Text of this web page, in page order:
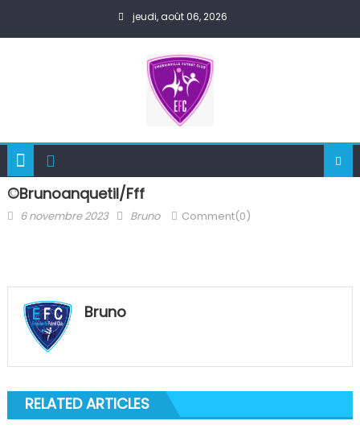
jeudi, août 06, 2026
©brunoanquetil/fff
Posted
6 novembre 2023 Author
Bruno Comment(0)
Bruno
RELATED ARTICLES